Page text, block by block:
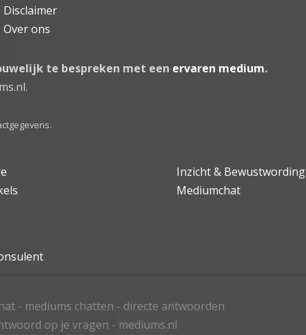
Disclaimer
Over ons
te bespreken met een ervaren medium.
Inzicht & Bewustwording
Mediumchat
- mediums chatten - directe antwoorden
op je vragen - mediums.nl